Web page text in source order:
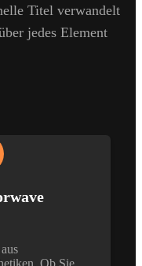
Titel verwandelt
jedes Element
Ob Sie